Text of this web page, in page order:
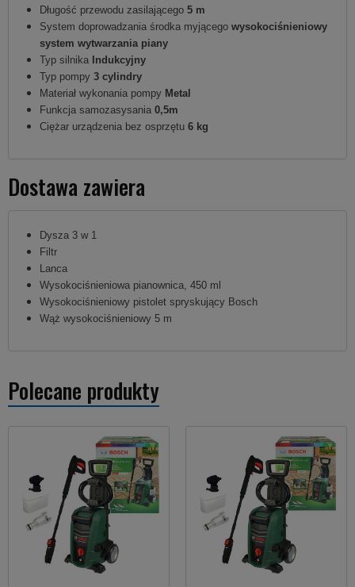
Długość przewodu zasilającego 5 m
System doprowadzania środka myjącego wysokociśnieniowy
system wytwarzania piany
Typ silnika Indukcyjny
Typ pompy 3 cylindry
Materiał wykonania pompy Metal
Funkcja samozasysania 0,5m
Ciężar urządzenia bez osprzętu 6 kg
Dostawa zawiera
Dysza 3 w 1
Filtr
Lanca
Wysokociśnieniowa pianownica, 450 ml
Wysokociśnieniowy pistolet spryskujący Bosch
Wąż wysokociśnieniowy 5 m
Polecane produkty